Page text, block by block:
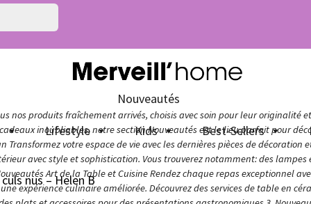
Nouveautés
nos produits fraîchement arrivés, choisis avec soin pour leur originalité
inoubliables, notre section Nouveautés est le lieu parfait pour
Transformez votre espace de vie avec les dernières pièces de
avec style et sophistication. Vous trouverez notamment: des
Art de la Table et Cuisine Rendez chaque repas exceptionnel
expérience culinaire améliorée. Découvrez des services de table en
Lifestyle Kids Best-Sellers
nus – Helen B